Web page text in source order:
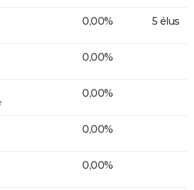
0,00% 5 élus
0,00%
0,00%
0,00%
0,00%